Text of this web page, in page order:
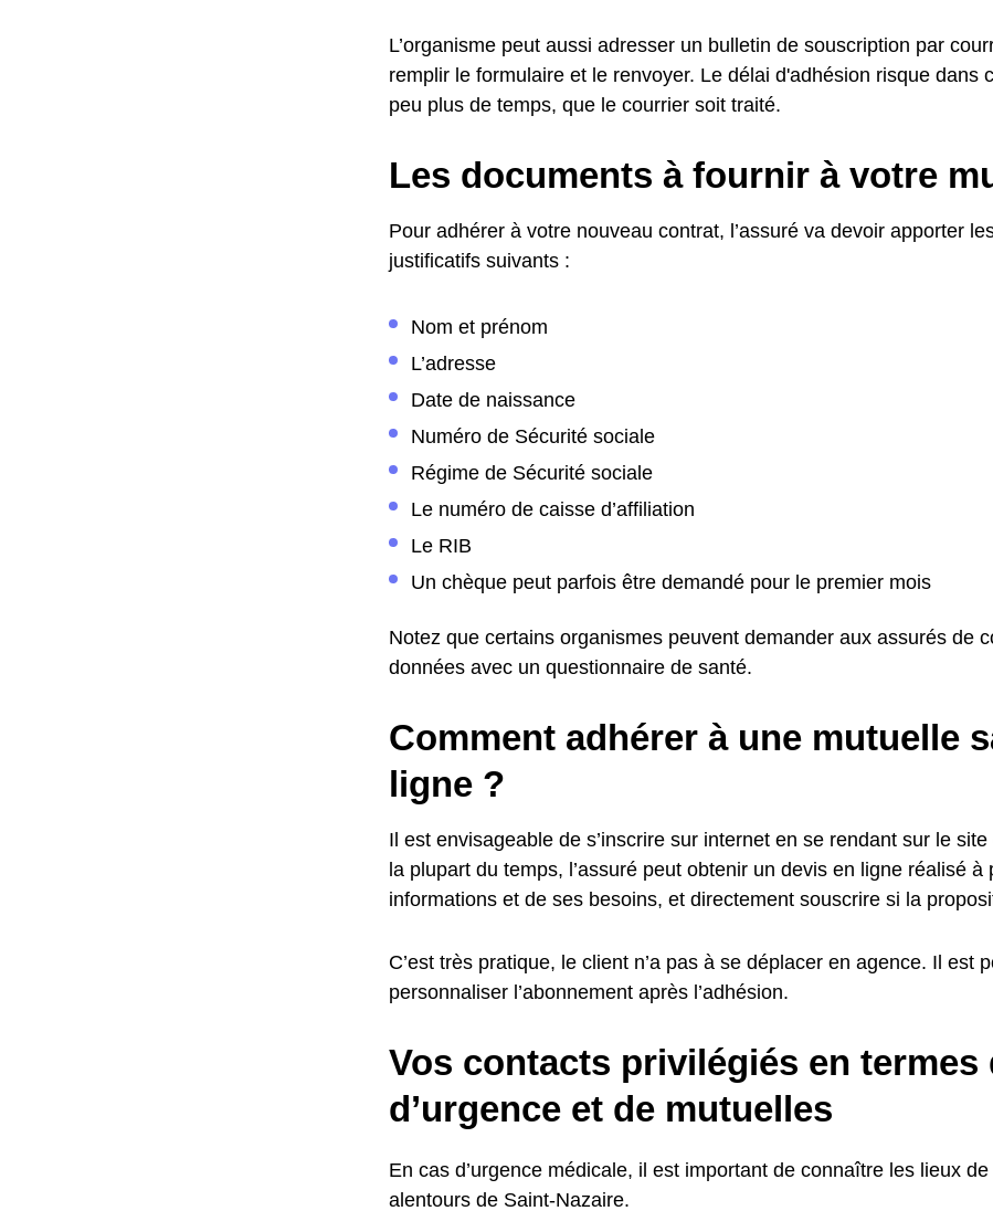
L’organisme peut aussi adresser un bulletin de souscription par
remplir le formulaire et le renvoyer. Le délai d'adhésion risque dans
peu plus de temps, que le courrier soit traité.
Les documents à fournir à votre
Pour adhérer à votre nouveau contrat, l’assuré va devoir apporter
justificatifs suivants :
Nom et prénom
L’adresse
Date de naissance
Numéro de Sécurité sociale
Régime de Sécurité sociale
Le numéro de caisse d’affiliation
Le RIB
Un chèque peut parfois être demandé pour le premier mois
Notez que certains organismes peuvent demander aux assurés de
données avec un questionnaire de santé.
Comment adhérer à une mutuelle
ligne ?
Il est envisageable de s’inscrire sur internet en se rendant sur le
la plupart du temps, l’assuré peut obtenir un devis en ligne réalisé à
informations et de ses besoins, et directement souscrire si la
C’est très pratique, le client n’a pas à se déplacer en agence. Il est
personnaliser l’abonnement après l’adhésion.
Vos contacts privilégiés en termes
d’urgence et de mutuelles
En cas d’urgence médicale, il est important de connaître les lieux
alentours de Saint-Nazaire.